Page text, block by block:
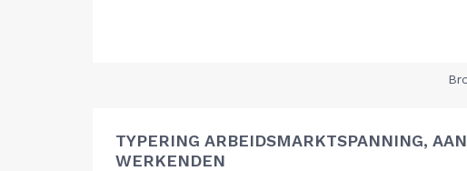
TYPERING ARBEIDSMARKTSPANNING,
WERKENDEN